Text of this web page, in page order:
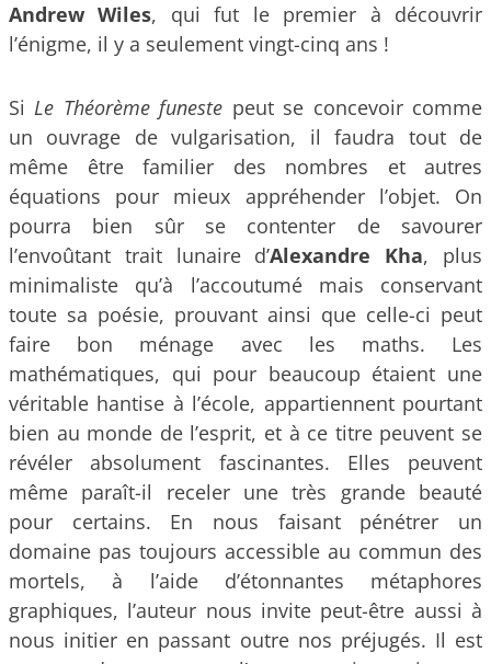
Andrew Wiles, qui fut le premier à découvrir
l’énigme, il y a seulement vingt-cinq ans !
Si Le Théorème funeste peut se concevoir comme
un ouvrage de vulgarisation, il faudra tout de
même être familier des nombres et autres
équations pour mieux appréhender l’objet. On
pourra bien sûr se contenter de savourer
l’envoûtant trait lunaire d’Alexandre Kha, plus
minimaliste qu’à l’accoutumé mais conservant
toute sa poésie, prouvant ainsi que celle-ci peut
faire bon ménage avec les maths. Les
mathématiques, qui pour beaucoup étaient une
véritable hantise à l’école, appartiennent pourtant
bien au monde de l’esprit, et à ce titre peuvent se
révéler absolument fascinantes. Elles peuvent
même paraît-il receler une très grande beauté
pour certains. En nous faisant pénétrer un
domaine pas toujours accessible au commun des
mortels, à l’aide d’étonnantes métaphores
graphiques, l’auteur nous invite peut-être aussi à
nous initier en passant outre nos préjugés. Il est